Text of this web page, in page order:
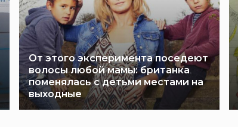
От этого эксперимента поседеют
волосы любой мамы: британка
поменялась с детьми местами на
выходные